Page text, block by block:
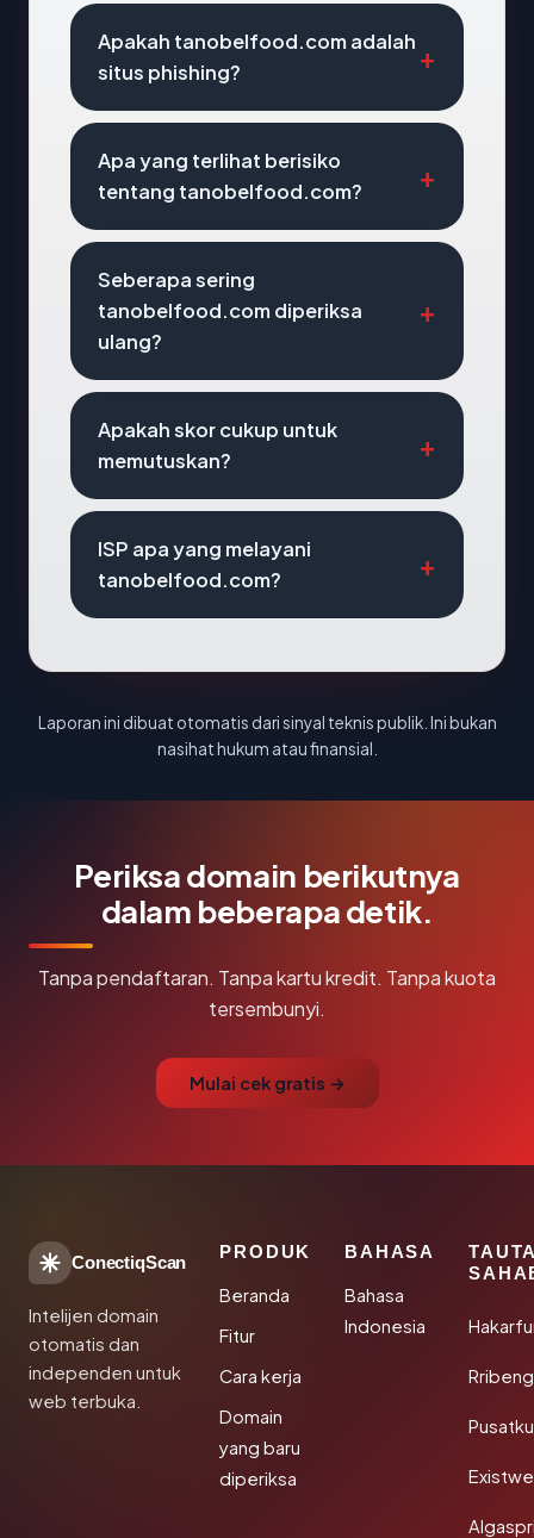
Apakah tanobelfood.com adalah
situs phishing?
Apa yang terlihat berisiko
tentang tanobelfood.com?
Seberapa sering
tanobelfood.com diperiksa
ulang?
Apakah skor cukup untuk
memutuskan?
ISP apa yang melayani
tanobelfood.com?
Laporan ini dibuat otomatis dari sinyal teknis publik. Ini bukan
nasihat hukum atau finansial.
Periksa domain berikutnya
dalam beberapa detik.
Tanpa pendaftaran. Tanpa kartu kredit. Tanpa kuota
tersembunyi.
Mulai cek gratis →
ConectiqScan
Intelijen domain
otomatis dan
independen untuk
web terbuka.
PRODUK
Beranda
Fitur
Cara kerja
Domain
yang baru
diperiksa
BAHASA
Bahasa
Indonesia